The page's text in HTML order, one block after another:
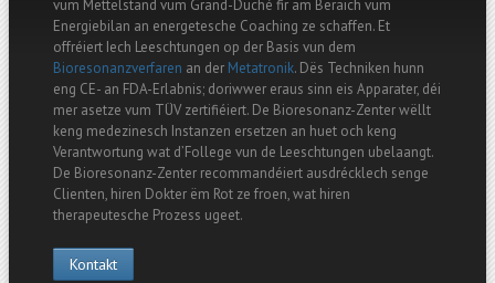
vum Mëttelstand vum Grand-Duché fir am Beräich vum
Energiebilan an energetesche Coaching ze schaffen. Et
offréiert Iech Leeschtungen op der Basis vun dem
Bioresonanzverfaren an der Metatronik. Dës Techniken hunn
eng CE- an FDA-Erlabnis; doriwwer eraus sinn eis Apparater, déi
mer asetze vum TÜV zertifiéiert. De Bioresonanz-Zenter wëllt
keng medezinesch Instanzen ersetzen an huet och keng
Verantwortung wat d’Follege vun de Leeschtungen ubelaangt.
De Bioresonanz-Zenter recommandéiert ausdrécklech senge
Clienten, hiren Dokter ëm Rot ze froen, wat hiren
therapeutesche Prozess ugeet.
Kontakt